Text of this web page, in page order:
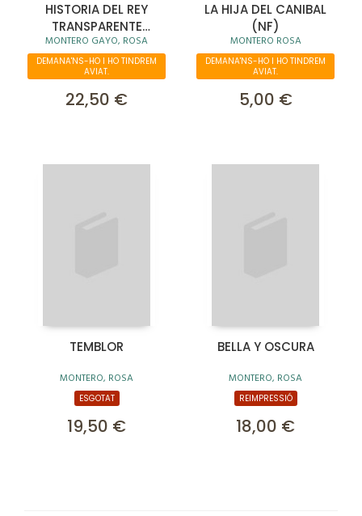
HISTORIA DEL REY
TRANSPARENTE
+CD(CARTON
MONTERO GAYO, ROSA
DEMANA'NS-HO I HO TINDREM
AVIAT.
22,50 €
LA HIJA DEL CANIBAL
(NF)
MONTERO ROSA
DEMANA'NS-HO I HO TINDREM
AVIAT.
5,00 €
TEMBLOR
MONTERO, ROSA
ESGOTAT
19,50 €
BELLA Y OSCURA
MONTERO, ROSA
REIMPRESSIÓ
18,00 €